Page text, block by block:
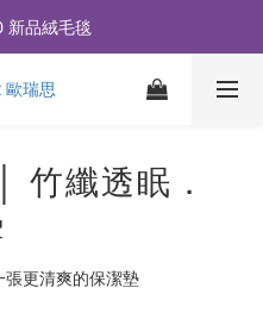
買即贈〈 購物金 〉
新品絨毛毯
員買即贈〈 購物金 〉
纖透眠．
張更清爽的保潔墊